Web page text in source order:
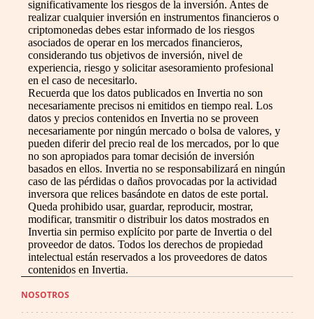
significativamente los riesgos de la inversión. Antes de
realizar cualquier inversión en instrumentos financieros o
criptomonedas debes estar informado de los riesgos
asociados de operar en los mercados financieros,
considerando tus objetivos de inversión, nivel de
experiencia, riesgo y solicitar asesoramiento profesional
en el caso de necesitarlo.
Recuerda que los datos publicados en Invertia no son
necesariamente precisos ni emitidos en tiempo real. Los
datos y precios contenidos en Invertia no se proveen
necesariamente por ningún mercado o bolsa de valores, y
pueden diferir del precio real de los mercados, por lo que
no son apropiados para tomar decisión de inversión
basados en ellos. Invertia no se responsabilizará en ningún
caso de las pérdidas o daños provocadas por la actividad
inversora que relices basándote en datos de este portal.
Queda prohibido usar, guardar, reproducir, mostrar,
modificar, transmitir o distribuir los datos mostrados en
Invertia sin permiso explícito por parte de Invertia o del
proveedor de datos. Todos los derechos de propiedad
intelectual están reservados a los proveedores de datos
contenidos en Invertia.
NOSOTROS